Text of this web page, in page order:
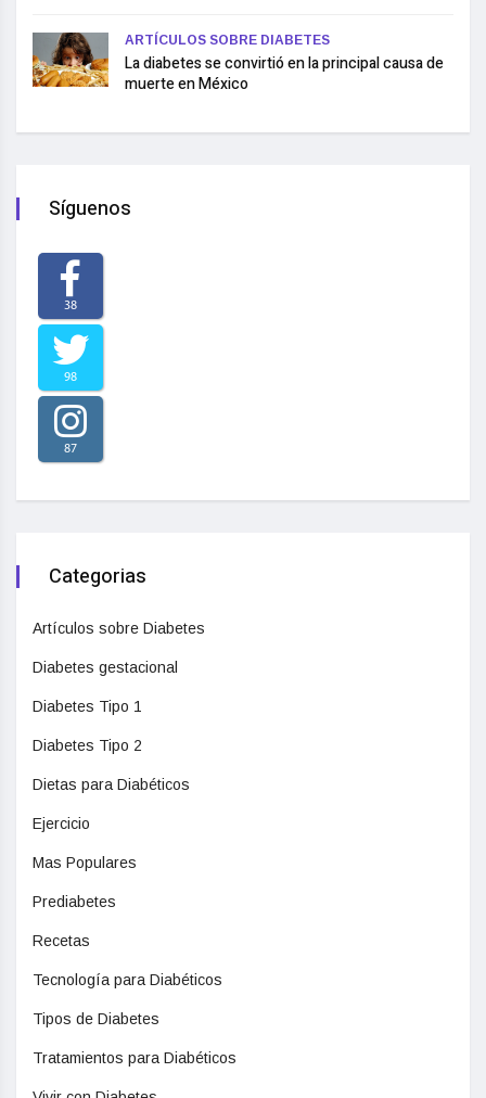
ARTÍCULOS SOBRE DIABETES
La diabetes se convirtió en la principal causa de
muerte en México
Síguenos
38
98
87
Categorias
Artículos sobre Diabetes
Diabetes gestacional
Diabetes Tipo 1
Diabetes Tipo 2
Dietas para Diabéticos
Ejercicio
Mas Populares
Prediabetes
Recetas
Tecnología para Diabéticos
Tipos de Diabetes
Tratamientos para Diabéticos